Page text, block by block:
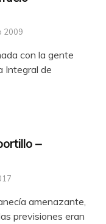
2009
con la gente
Integral de
–
amenazante,
previsiones eran